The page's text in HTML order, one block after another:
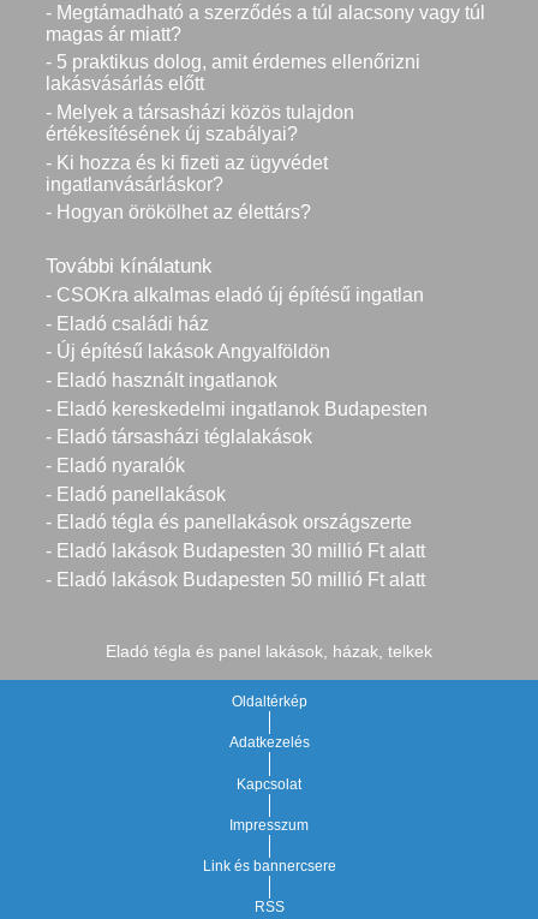
- Megtámadható a szerződés a túl alacsony vagy túl
magas ár miatt?
- 5 praktikus dolog, amit érdemes ellenőrizni
lakásvásárlás előtt
- Melyek a társasházi közös tulajdon
értékesítésének új szabályai?
- Ki hozza és ki fizeti az ügyvédet
ingatlanvásárláskor?
- Hogyan örökölhet az élettárs?
További kínálatunk
- CSOKra alkalmas eladó új építésű ingatlan
- Eladó családi ház
- Új építésű lakások Angyalföldön
- Eladó használt ingatlanok
- Eladó kereskedelmi ingatlanok Budapesten
- Eladó társasházi téglalakások
- Eladó nyaralók
- Eladó panellakások
- Eladó tégla és panellakások országszerte
- Eladó lakások Budapesten 30 millió Ft alatt
- Eladó lakások Budapesten 50 millió Ft alatt
Eladó tégla és panel lakások, házak, telkek
Oldaltérkép
Adatkezelés
Kapcsolat
Impresszum
Link és bannercsere
RSS